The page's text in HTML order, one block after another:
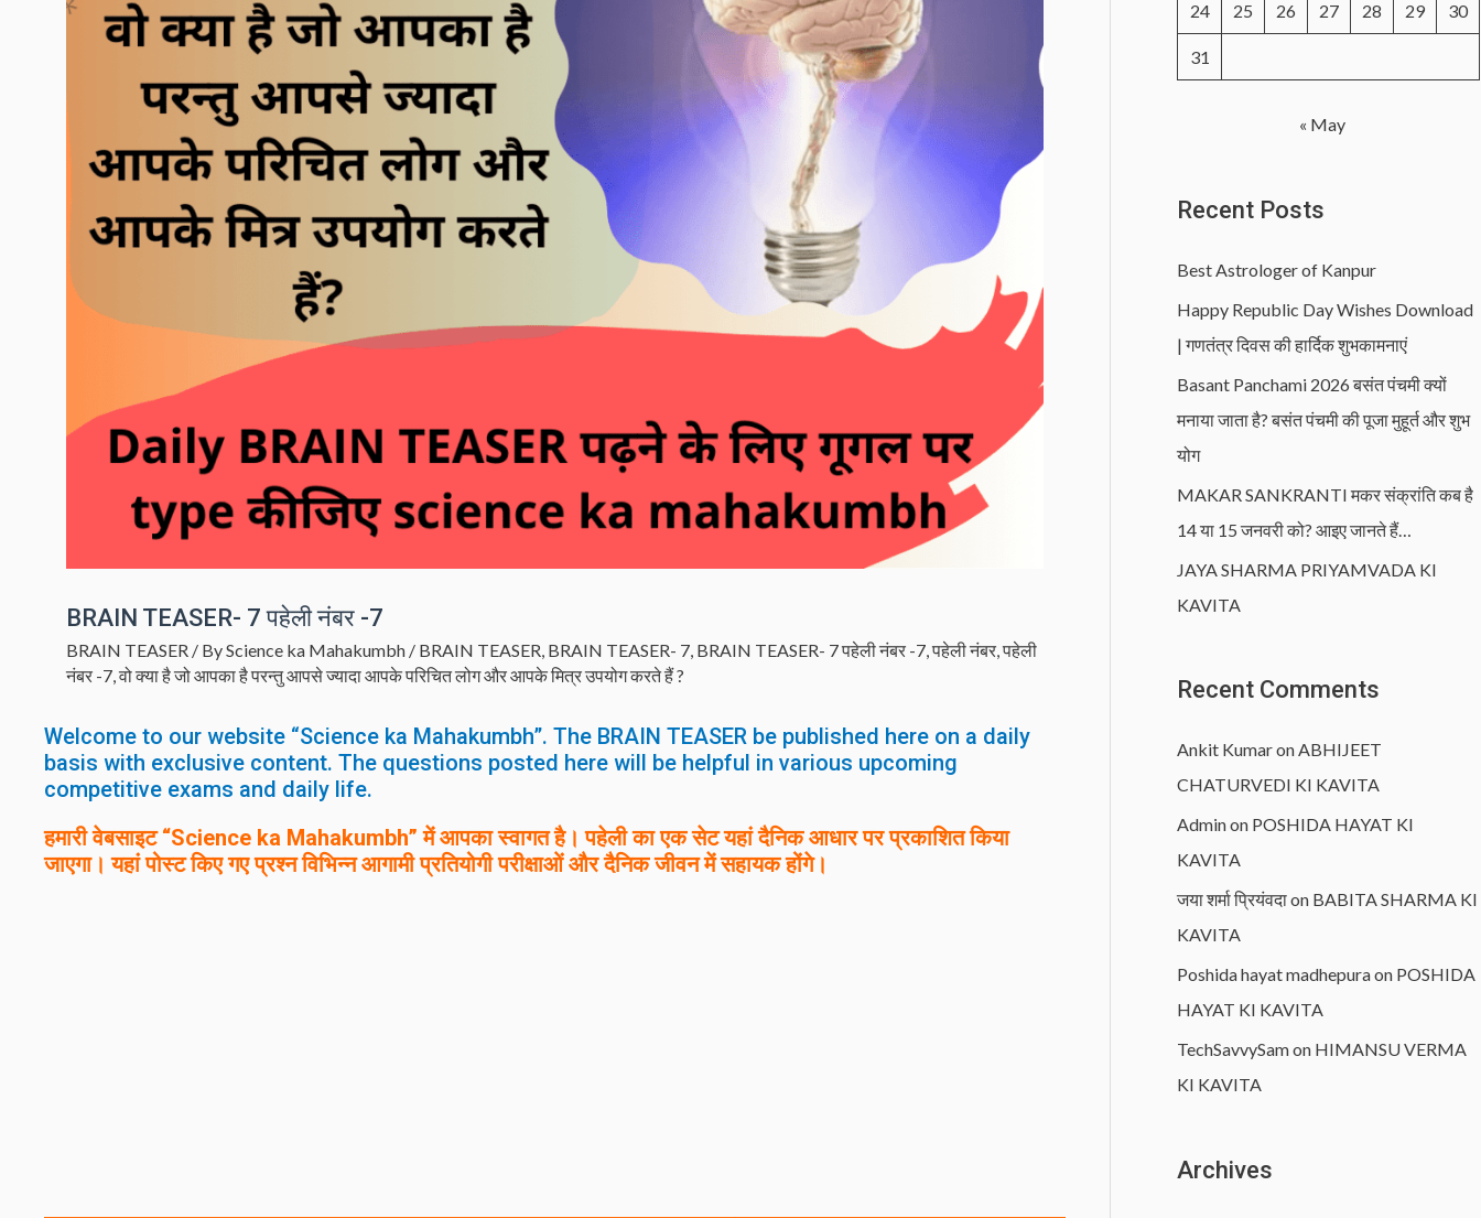
BRAIN TEASER- 7 पहेली नंबर -7
BRAIN TEASER / ByScience ka Mahakumbh / BRAIN TEASER, BRAIN TEASER- 7, BRAIN TEASER- 7 पहेली नंबर -7,पहेली नंबर,पहेली
नंबर -7,वो क्या है जो आपका है परन्तु आपसे ज्यादा आपके परिचित लोग और आपके मित्र उपयोग करते हैं ?
Welcome to our website “Science ka Mahakumbh”. The BRAIN TEASER be published here on a daily
basis with exclusive content. The questions posted here will be helpful in various upcoming
competitive exams and daily life.
हमारी वेबसाइट “Science ka Mahakumbh” में आपका स्वागत है। पहेली का एक सेट यहां दैनिक आधार पर प्रकाशित किया
जाएगा। यहां पोस्ट किए गए प्रश्न विभिन्न आगामी प्रतियोगी परीक्षाओं और दैनिक जीवन में सहायक होंगे।
24 25 26 27 28 29 30
31
« May
Recent Posts
Best Astrologer of Kanpur
Happy Republic Day Wishes Download
| गणतंत्र दिवस की हार्दिक शुभकामनाएं
Basant Panchami 2026 बसंत पंचमी क्यों
मनाया जाता है? बसंत पंचमी की पूजा मुहूर्त और शुभ
योग
MAKAR SANKRANTI मकर संक्रांति कब है
14 या 15 जनवरी को? आइए जानते हैं…
JAYA SHARMA PRIYAMVADA KI
KAVITA
Recent Comments
Ankit KumaronABHIJEET
CHATURVEDI KI KAVITA
Adminon POSHIDA HAYAT KI
KAVITA
जया शर्मा प्रियंवदाon BABITA SHARMA KI
KAVITA
Poshida hayat madhepuraon POSHIDA
HAYAT KI KAVITA
TechSavvySamon HIMANSU VERMA
KI KAVITA
Archives